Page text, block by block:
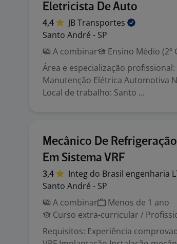
Eletricista De Auto
4,4 JBTransportes
Santo André - SP
A combinar
Ensino Médio (2º
Área e especialização
Manutenção Elétrica Automotiva
Local de trabalho: Santo ...
Mecânico De
Em Sistema VRF
3,4 Integ do Brasil engenharia
Santo André - SP
A combinar
Menos de 1 ano
Curso extra-curricular /
Requisitos: Experiência